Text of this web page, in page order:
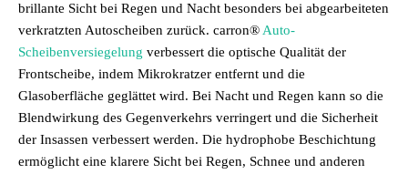
brillante Sicht bei Regen und Nacht besonders bei abgearbeiteten
verkratzten Autoscheiben zurück. carron® Auto-
Scheibenversiegelung verbessert die optische Qualität der
Frontscheibe, indem Mikrokratzer entfernt und die
Glasoberfläche geglättet wird. Bei Nacht und Regen kann so die
Blendwirkung des Gegenverkehrs verringert und die Sicherheit
der Insassen verbessert werden. Die hydrophobe Beschichtung
ermöglicht eine klarere Sicht bei Regen, Schnee und anderen